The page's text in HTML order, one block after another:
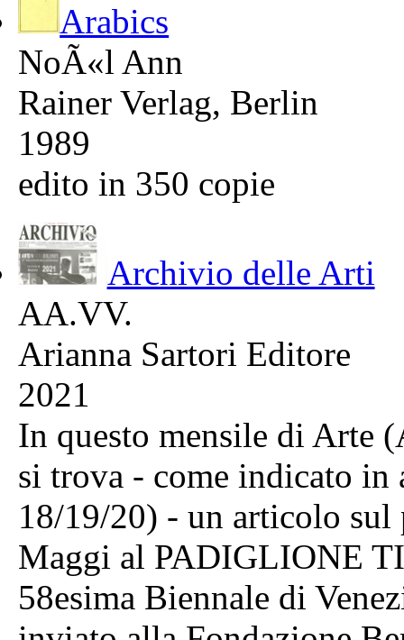
Arabics
NoÃ«l Ann
Rainer Verlag, Berlin
1989
edito in 350 copie
Archivio delle Arti
AA.VV.
Arianna Sartori Editore
2021
In questo mensile di Arte
si trova - come indicato in
18/19/20) - un articolo
Maggi al PADIGLIONE
58esima Biennale di